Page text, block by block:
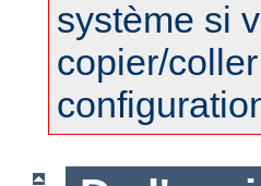
système si
copier/